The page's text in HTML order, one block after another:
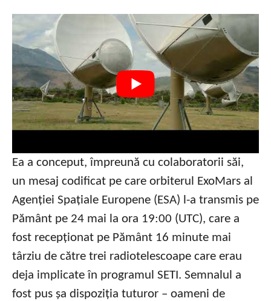
Ea a conceput, împreună cu colaboratorii săi,
un mesaj codificat pe care orbiterul ExoMars al
Agenției Spațiale Europene (ESA) l-a transmis pe
Pământ pe 24 mai la ora 19:00 (UTC), care a
fost recepționat pe Pământ 16 minute mai
târziu de către trei radiotelescoape care erau
deja implicate în programul SETI. Semnalul a
fost pus șa dispoziția tuturor – oameni de